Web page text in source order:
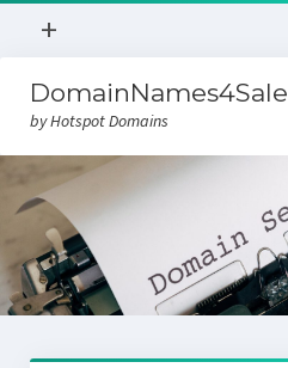
Menü
+
Hotspot.Domains
DomainNames4Sale
by Hotspot Domains
Home
Domainverkauf